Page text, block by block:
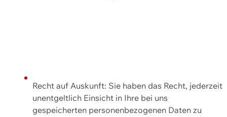
Recht auf Auskunft: Sie haben das Recht, jederzeit
unentgeltlich Einsicht in Ihre bei uns
gespeicherten personenbezogenen Daten zu